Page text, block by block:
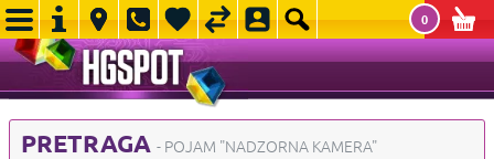
0
PRETRAGA - POJAM "NADZORNA KAMERA"